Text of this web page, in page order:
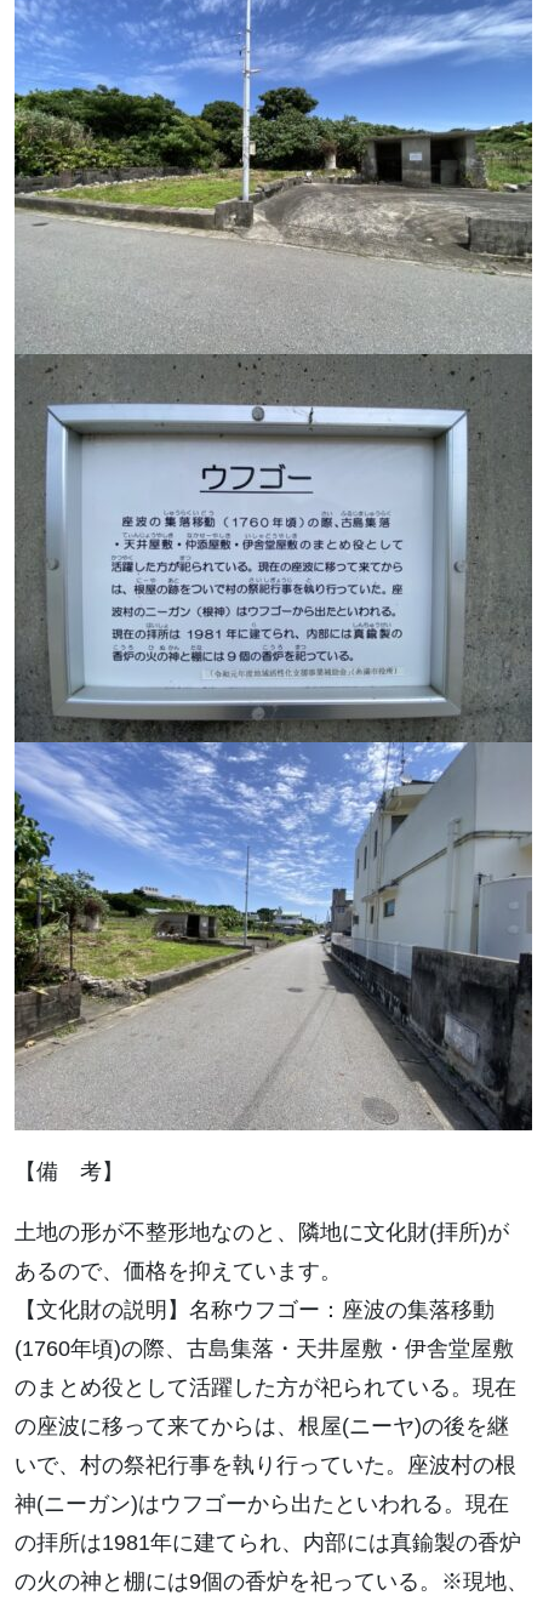
【備 考】
土地の形が不整形地なのと、隣地に文化財(拝所)が
あるので、価格を抑えています。
【文化財の説明】名称ウフゴー：座波の集落移動
(1760年頃)の際、古島集落・天井屋敷・伊舎堂屋敷
のまとめ役として活躍した方が祀られている。現在
の座波に移って来てからは、根屋(ニーヤ)の後を継
いで、村の祭祀行事を執り行っていた。座波村の根
神(ニーガン)はウフゴーから出たといわれる。現在
の拝所は1981年に建てられ、内部には真鍮製の香炉
の火の神と棚には9個の香炉を祀っている。※現地、